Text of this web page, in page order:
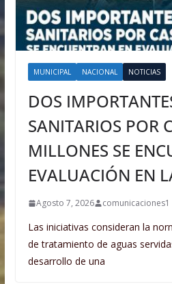
MUNICIPAL NACIONAL NOTICIAS
DOS
SANITARIOS POR
MILLONES SE
EVALUACIÓN EN
Agosto 7, 2026 comunicaciones1
Las iniciativas consideran la
de tratamiento de aguas
desarrollo de una